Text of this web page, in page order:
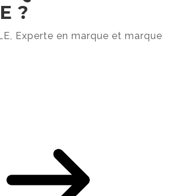
?
Experte en marque et marque